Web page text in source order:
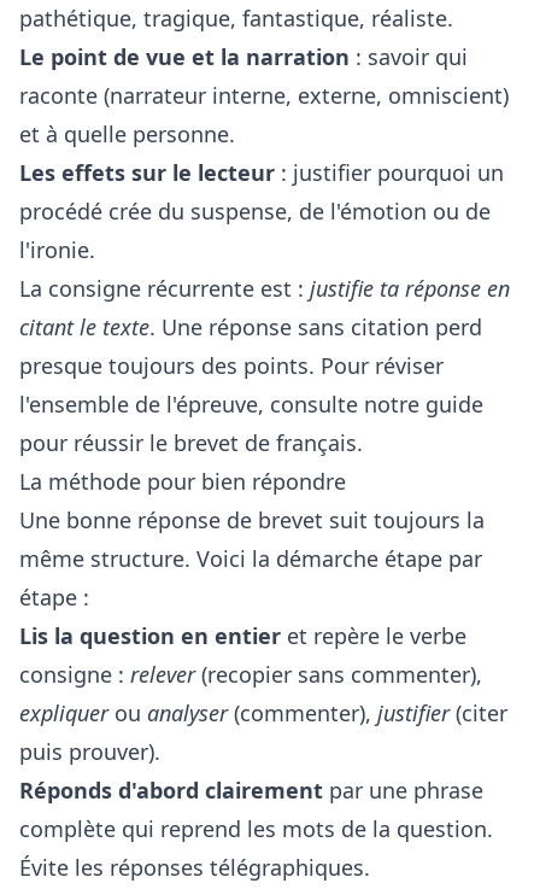
pathétique, tragique, fantastique, réaliste.
Le point de vue et la narration : savoir qui
raconte (narrateur interne, externe, omniscient)
et à quelle personne.
Les effets sur le lecteur : justifier pourquoi un
procédé crée du suspense, de l'émotion ou de
l'ironie.
La consigne récurrente est : justifie ta réponse en
citant le texte. Une réponse sans citation perd
presque toujours des points. Pour réviser
l'ensemble de l'épreuve, consulte notre guide
pour réussir le brevet de français.
La méthode pour bien répondre
Une bonne réponse de brevet suit toujours la
même structure. Voici la démarche étape par
étape :
Lis la question en entier et repère le verbe
consigne : relever(recopier sans commenter),
expliquerou analyser(commenter), justifier(citer
puis prouver).
Réponds d'abord clairement par une phrase
complète qui reprend les mots de la question.
Évite les réponses télégraphiques.